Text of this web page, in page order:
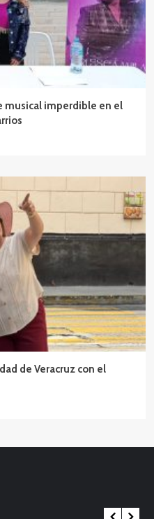
musical imperdible en el
de Veracruz con el